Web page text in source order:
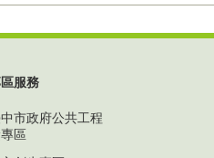
服務
市政府公共工程
區